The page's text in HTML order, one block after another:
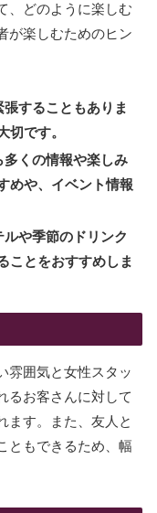
、どのように楽しむ
が楽しむためのヒン
することもありま
切です。
多くの情報や楽しみ
めや、イベント情報
や季節のドリンク
ことをおすすめしま
雰囲気と女性スタッ
るお客さんに対して
ます。また、友人と
ともできるため、幅